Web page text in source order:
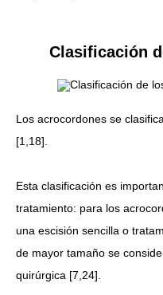
Clasificación
Los acrocordones se
[1,18].
Esta clasificación es
tratamiento: para los
una escisión sencilla o
de mayor tamaño se
quirúrgica [7,24].